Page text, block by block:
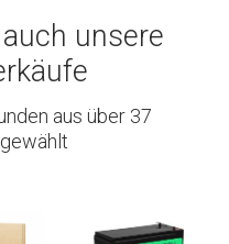
unsere
aus über 37